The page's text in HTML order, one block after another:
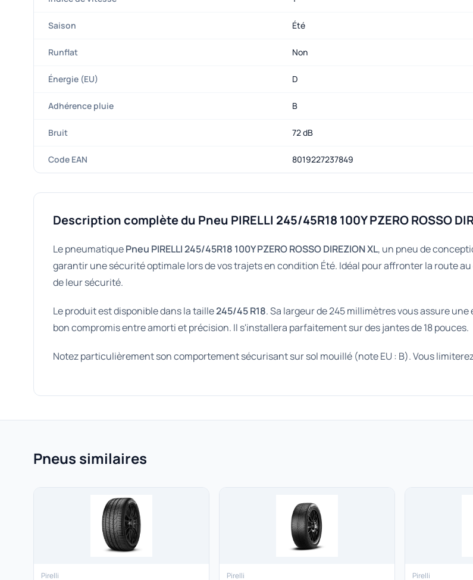
Saison Été
Runflat Non
Énergie (EU) D
Adhérence pluie B
Bruit 72 dB
Code EAN 8019227237849
Description complète du Pneu PIRELLI 245/45R18 100Y PZERO ROSSO
Le pneumatiquePneu PIRELLI 245/45R18 100Y PZERO ROSSO DIREZION XL, un pneu de
garantir une sécurité optimale lors de vos trajets en condition Été. Idéal pour affronter la route
de leur sécurité.
Le produit est disponible dans la taille245/45 R18. Sa largeur de 245 millimètres vous assure
bon compromis entre amorti et précision. Il s'installera parfaitement sur des jantes de 18 pouces.
Notez particulièrement son comportement sécurisant sur sol mouillé (note EU : B). Vous
Pneus similaires
Pirelli Pirelli Pirelli